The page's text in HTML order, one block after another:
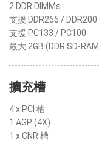
2 DDR DIMMs
支援 DDR266 / DDR200
支援 PC133 / PC100
最大 2GB (DDR SD-
擴充槽
4 x PCI 槽
1 AGP (4X)
1 x CNR 槽